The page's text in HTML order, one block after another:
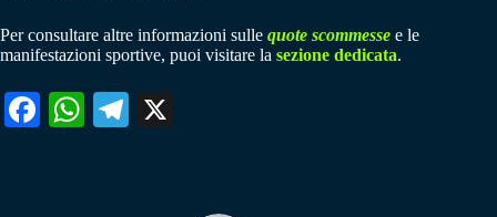
Per consultare altre informazioni sulle quote scommesse e le
manifestazioni sportive, puoi visitare la sezione dedicata.
Fa W
Te